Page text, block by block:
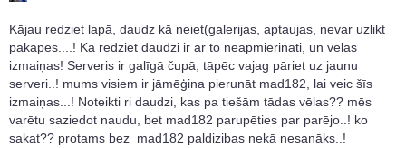
Kājau redziet lapā, daudz kā neiet(galerijas, aptaujas, nevar uzlikt
pakāpes....! Kā redziet daudzi ir ar to neapmierināti, un vēlas
izmaiņas! Serveris ir galīgā čupā, tāpēc vajag pāriet uz jaunu
serveri..! mums visiem ir jāmēģina pierunāt mad182, lai veic šīs
izmaiņas...! Noteikti ri daudzi, kas pa tiešām tādas vēlas?? mēs
varētu saziedot naudu, bet mad182 parupēties par parējo..! ko
sakat?? protams bez mad182 paldizibas nekā nesanāks..!